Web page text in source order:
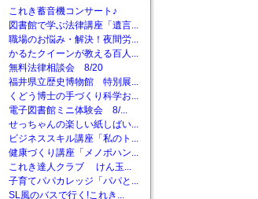
これき蓄音機コンサート♪
図書館で学ぶ法律講座「遺言...
職場のお悩み・解決！夜間労...
かるたクイーンが教える百人...
無料法律相談会 8/20
福井県立歴史博物館 特別展...
くどう博士の手づくり科学お...
電子図書館ミニ体験会 8/...
せっちゃんの楽しい紙しばい...
ビジネススキル講座「私のト...
健康づくり講座「メノポハン...
これき達人クラブ けん玉...
子育てパパカレッジ「パパと...
SL風のバスで行く!これき...